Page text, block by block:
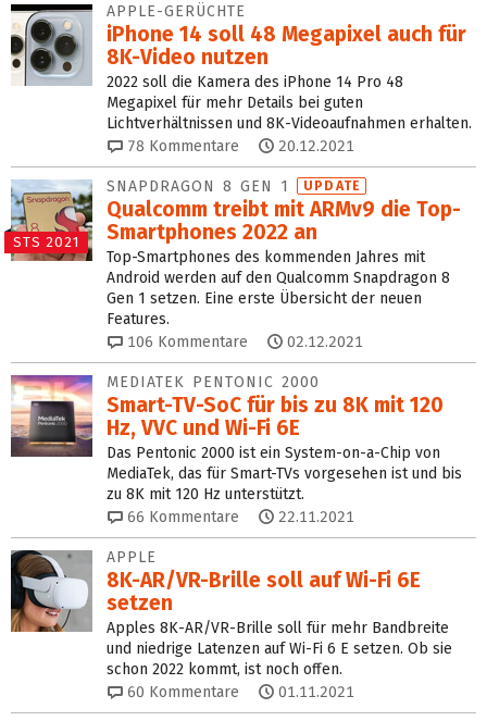
APPLE-GERÜCHTE
iPhone 14 soll 48 Megapixel auch für
8K-Video nutzen
2022 soll die Kamera des iPhone 14 Pro 48
Megapixel für mehr Details bei guten
Lichtverhältnissen und 8K-Videoaufnahmen erhalten.
78 Kommentare 20.12.2021
STS 2021
SNAPDRAGON 8 GEN 1 UPDATE
Qualcomm treibt mit ARMv9 die Top-
Smartphones 2022 an
Top-Smartphones des kommenden Jahres mit
Android werden auf den Qualcomm Snapdragon 8
Gen 1 setzen. Eine erste Übersicht der neuen
Features.
106 Kommentare 02.12.2021
MEDIATEK PENTONIC 2000
Smart-TV-SoC für bis zu 8K mit 120
Hz, VVC und Wi-Fi 6E
Das Pentonic 2000 ist ein System-on-a-Chip von
MediaTek, das für Smart-TVs vorgesehen ist und bis
zu 8K mit 120 Hz unterstützt.
66 Kommentare 22.11.2021
APPLE
8K-AR/VR-Brille soll auf Wi-Fi 6E
setzen
Apples 8K-AR/VR-Brille soll für mehr Bandbreite
und niedrige Latenzen auf Wi-Fi 6 E setzen. Ob sie
schon 2022 kommt, ist noch offen.
60 Kommentare 01.11.2021